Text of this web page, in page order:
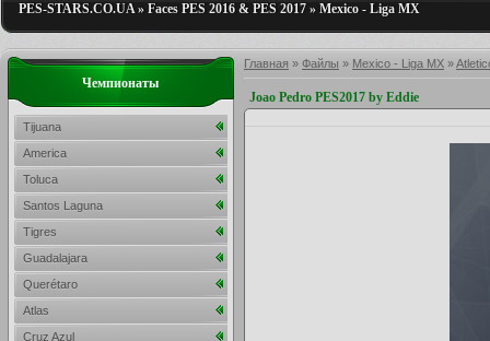
PES-STARS.CO.UA» Faces PES 2016 & PES 2017 » Mexico - Liga MX
Главная » Файлы » Mexico - Liga MX »
Joao Pedro PES2017 by Eddie
Чемпионаты
Tijuana
America
Toluca
Santos Laguna
Tigres
Guadalajara
Querétaro
Atlas
Cruz Azul